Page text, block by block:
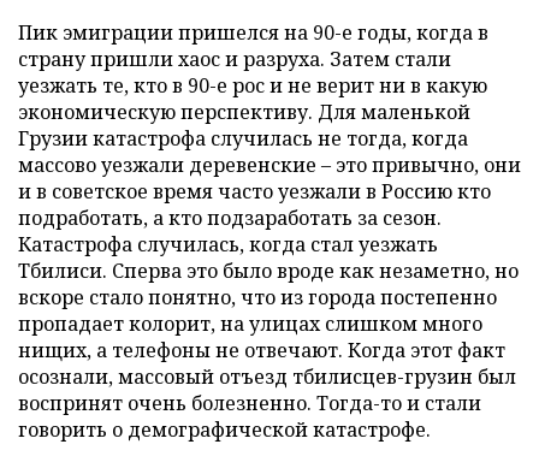
Пик эмиграции пришелся на 90-е годы, когда в
страну пришли хаос и разруха. Затем стали
уезжать те, кто в 90-е рос и не верит ни в какую
экономическую перспективу. Для маленькой
Грузии катастрофа случилась не тогда, когда
массово уезжали деревенские – это привычно, они
и в советское время часто уезжали в Россию кто
подработать, а кто подзаработать за сезон.
Катастрофа случилась, когда стал уезжать
Тбилиси. Сперва это было вроде как незаметно, но
вскоре стало понятно, что из города постепенно
пропадает колорит, на улицах слишком много
нищих, а телефоны не отвечают. Когда этот факт
осознали, массовый отъезд тбилисцев-грузин был
воспринят очень болезненно. Тогда-то и стали
говорить о демографической катастрофе.